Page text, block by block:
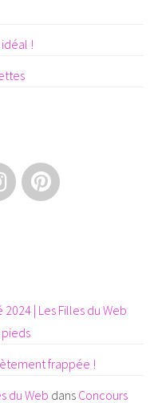
!
| Les Filles du Web
pieds
frappée !
du Web dans Concours